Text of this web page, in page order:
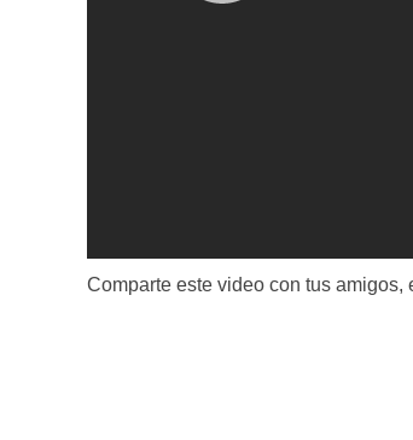
Comparte este video con tus